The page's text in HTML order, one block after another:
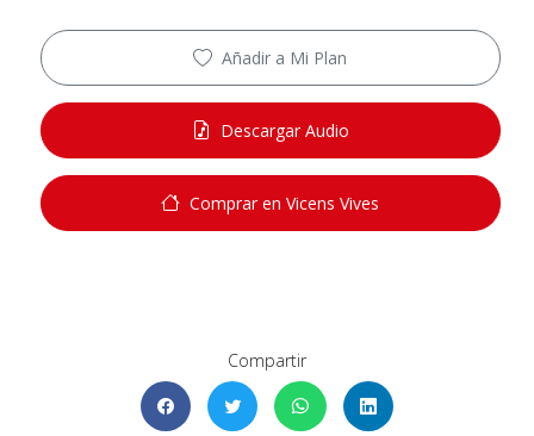
Añadir a Mi Plan
Descargar Audio
Comprar en Vicens Vives
Compartir